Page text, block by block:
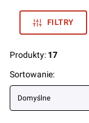
FILTRY
Produkty: 17
Lista produktów
Sortowanie:
Domyślne